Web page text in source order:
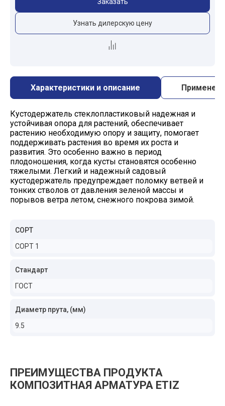
Узнать дилерскую цену
Характеристики и описание
Кустодержатель стеклопластиковый надежная и
устойчивая опора для растений, обеспечивает
растению необходимую опору и защиту, помогает
поддерживать растения во время их роста и
развития. Это особенно важно в период
плодоношения, когда кусты становятся особенно
тяжелыми. Легкий и надежный садовый
кустодержатель предупреждает поломку ветвей и
тонких стволов от давления зеленой массы и
порывов ветра летом, снежного покрова зимой.
СОРТ
СОРТ 1
Стандарт
ГОСТ
Диаметр прута, (мм)
9.5
ПРЕИМУЩЕСТВА ПРОДУКТА
КОМПОЗИТНАЯ АРМАТУРА ETIZ